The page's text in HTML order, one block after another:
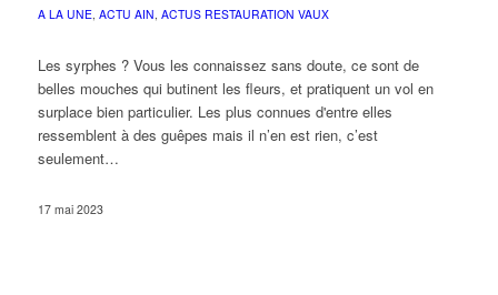
A LA UNE, ACTU AIN, ACTUS RESTAURATION VAUX
Les syrphes ? Vous les connaissez sans doute, ce sont de
belles mouches qui butinent les fleurs, et pratiquent un vol en
surplace bien particulier. Les plus connues d'entre elles
ressemblent à des guêpes mais il n’en est rien, c’est
seulement…
17 mai 2023